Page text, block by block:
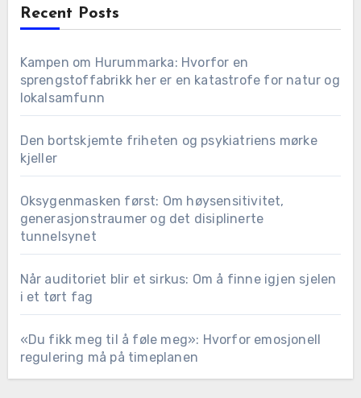
Recent Posts
Kampen om Hurummarka: Hvorfor en
sprengstoffabrikk her er en katastrofe for natur og
lokalsamfunn
Den bortskjemte friheten og psykiatriens mørke
kjeller
Oksygenmasken først: Om høysensitivitet,
generasjonstraumer og det disiplinerte
tunnelsynet
Når auditoriet blir et sirkus: Om å finne igjen sjelen
i et tørt fag
«Du fikk meg til å føle meg»: Hvorfor emosjonell
regulering må på timeplanen